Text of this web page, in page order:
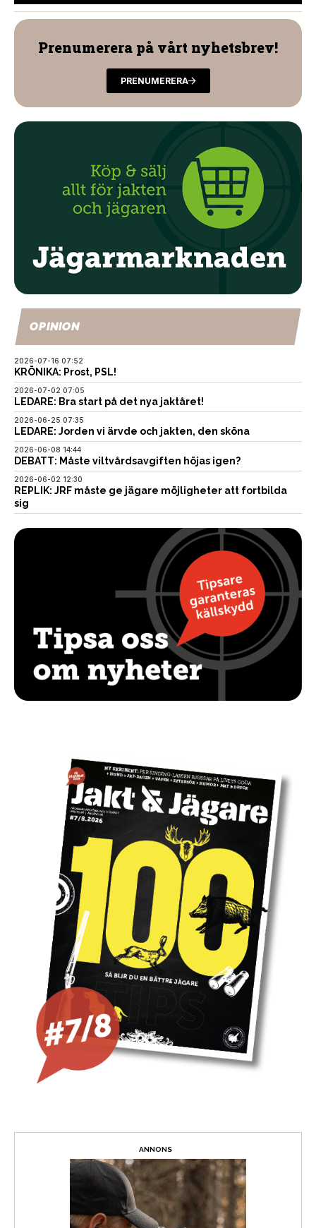
Prenumerera på vårt nyhetsbrev!
PRENUMERERA
OPINION
2026-07-16 07:52
KRÖNIKA: Prost, PSL!
2026-07-02 07:05
LEDARE: Bra start på det nya jaktåret!
2026-06-25 07:35
LEDARE: Jorden vi ärvde och jakten, den sköna
2026-06-08 14:44
DEBATT: Måste viltvårdsavgiften höjas igen?
2026-06-02 12:30
REPLIK: JRF måste ge jägare möjligheter att fortbilda
sig
ANNONS